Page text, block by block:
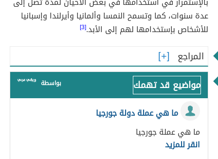
عدة سنوات، كما وتسمح النمسا وألمانيا وأيرلندا وإسبانيا
للأشخاص بإستخدامها لهم إلى الأبد.[3]
المراجع
مواضيع قد تهمك
بواسطة
ما هي عملة دولة جورجيا
ما هي عملة جورجيا
انقر للمزيد